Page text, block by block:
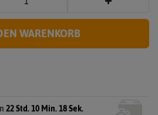
WARENKORB
22 Std. 10 Min. 17 Sek.